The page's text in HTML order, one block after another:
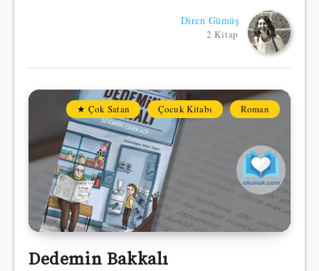
Diren Gümüş
2 Kitap
★ Çok Satan Çocuk Kitabı Roman
Dedemin Bakkalı